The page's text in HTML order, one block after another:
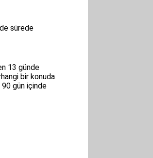
sürede
13 günde
bir konuda
gün içinde